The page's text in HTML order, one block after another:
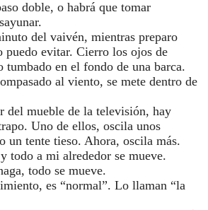
doble, o habrá que tomar
del vaivén, mientras preparo
puedo evitar. Cierro los ojos de
tumbado en el fondo de una barca.
al viento, se mete dentro de
del mueble de la televisión, hay
Uno de ellos, oscila unos
un tente tieso. Ahora, oscila más.
todo a mi alrededor se mueve.
todo se mueve.
es “normal”. Lo llaman “la